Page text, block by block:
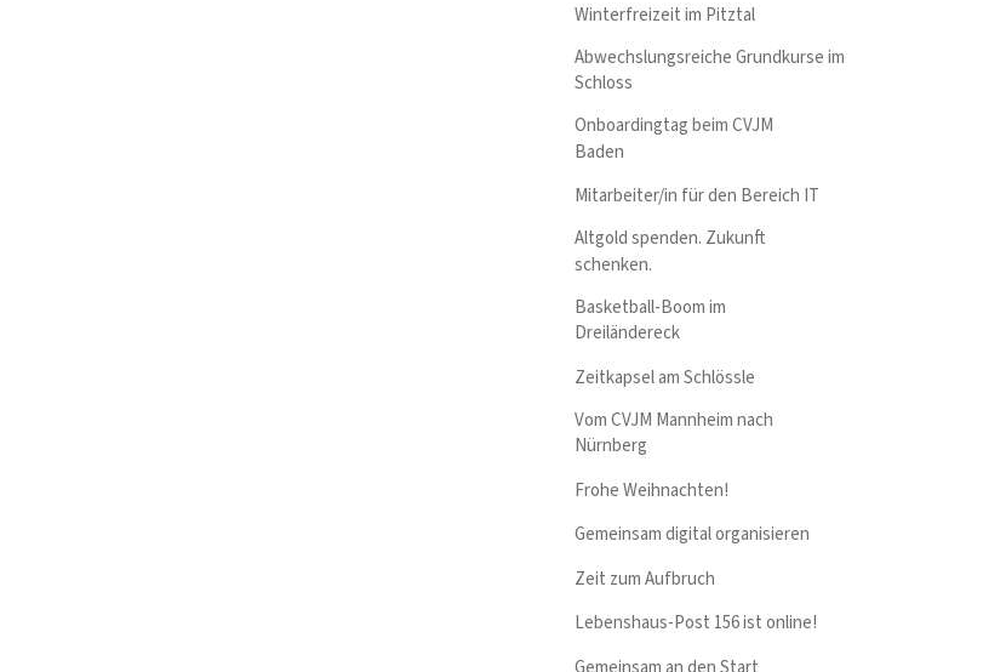
Winterfreizeit im Pitztal
Abwechslungsreiche Grundkurse im
Schloss
Onboardingtag beim CVJM
Baden
Mitarbeiter/in für den Bereich IT
Altgold spenden. Zukunft
schenken.
Basketball-Boom im
Dreiländereck
Zeitkapsel am Schlössle
Vom CVJM Mannheim nach
Nürnberg
Frohe Weihnachten!
Gemeinsam digital organisieren
Zeit zum Aufbruch
Lebenshaus-Post 156 ist online!